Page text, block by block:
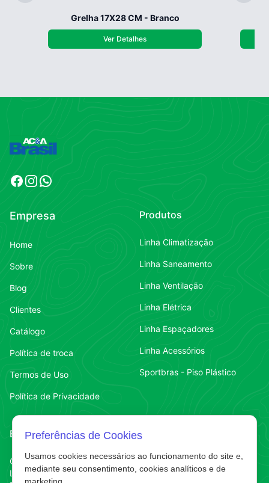
Grelha 17X28 CM - Branco
Ver Detalhes
Facebook
Instagram
WhatsApp
Empresa
Home
Sobre
Blog
Clientes
Catálogo
Política de troca
Termos de Uso
Política de Privacidade
Produtos
Linha Climatização
Linha Saneamento
Linha Ventilação
Linha Elétrica
Linha Espaçadores
Linha Acessórios
Sportbras - Piso Plástico
Endereço
Chapecó-SC
Líder
Contato
(49) 3323-7484Contato
Preferências de Cookies
Usamos cookies necessários ao funcionamento do site e,
mediante seu consentimento, cookies analíticos e de